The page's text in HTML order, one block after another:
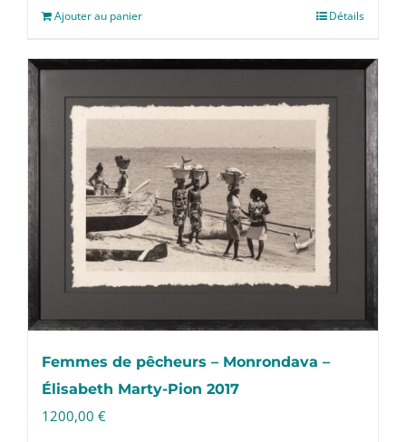
Ajouter au panier Détails
Femmes de pêcheurs – Monrondava –
Élisabeth Marty-Pion 2017
1200,00 €